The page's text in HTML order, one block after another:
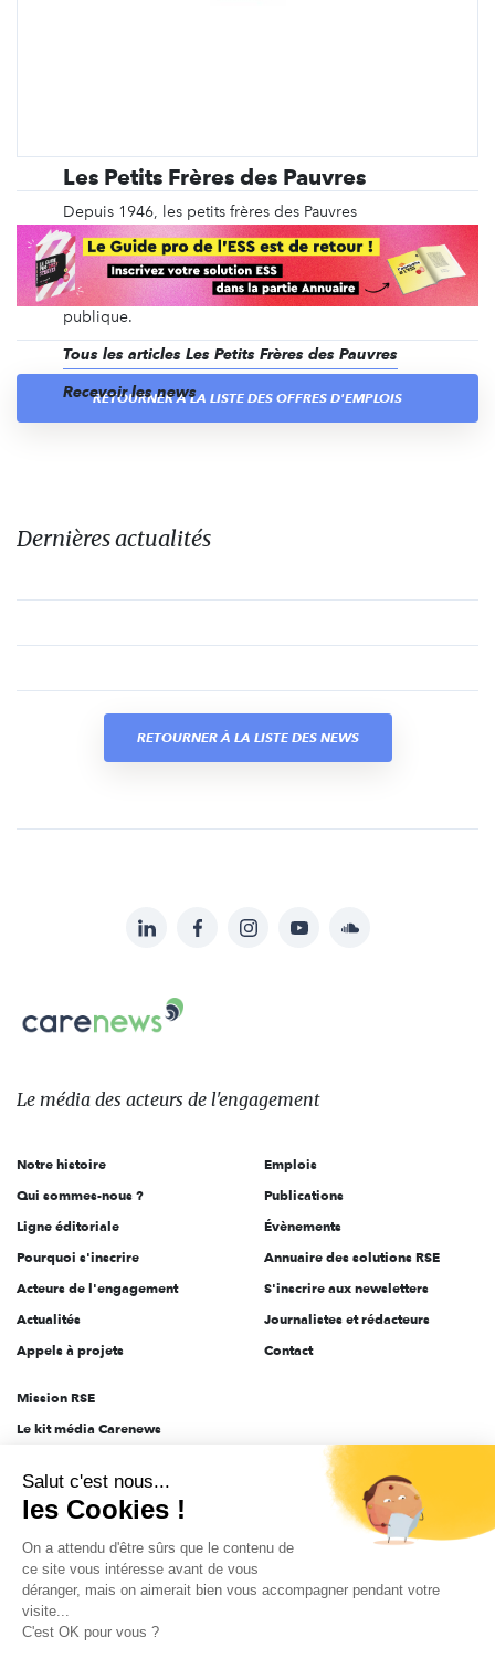
Les Petits Frères des Pauvres
Depuis 1946, les petits frères des Pauvres
accompagnent dans une relation fraternelle des
personnes - en priorité de plus de 50 ans - souffrant
de solitude, de pauvreté, d’exclusion, de maladies
graves. Association et fondation reconnues d’utilité
publique.
Tous les articles Les Petits Frères des Pauvres
Recevoir les news
RETOURNER À LA LISTE DES OFFRES D'EMPLOIS
Dernières actualités
RETOURNER À LA LISTE DES NEWS
sur:
LinkedInFacebookInstagramYouTubeSoundcloud
Le
des
l'engagement
Le média des acteurs de l'engagement
Notre histoire
Qui sommes-nous ?
Ligne éditoriale
Pourquoi s'inscrire
Acteurs de l'engagement
Actualités
Appels à projets
Emplois
Publications
Évènements
Annuaire des solutions RSE
S'inscrire aux newsletters
Journalistes et rédacteurs
Contact
Mission RSE
Le kit média Carenews
AEF info
Novethic
PRODURABLE
Inclusiv Day
Salut c'est nous...
les Cookies !
On a attendu d'être sûrs que le contenu de
ce site vous intéresse avant de vous
déranger, mais on aimerait bien vous accompagner pendant votre
visite...
C'est OK pour vous ?